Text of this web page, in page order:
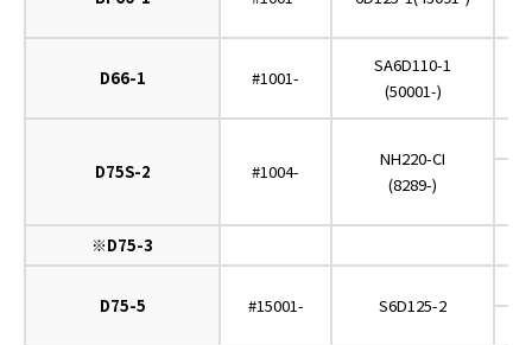
D66-1 #1001-
SA6D110-1
(50001-)
D75S-2 #1004-
NH220-CI
(8289-)
※D75-3
D75-5 #15001- S6D125-2